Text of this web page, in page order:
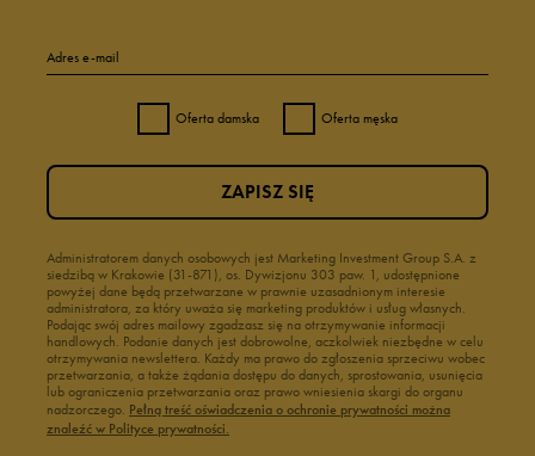
Adres e-mail
Oferta damska Oferta męska
Administratorem danych osobowych jest Marketing Investment Group S.A. z
siedzibą w Krakowie (31-871), os. Dywizjonu 303 paw. 1, udostępnione
powyżej dane będą przetwarzane w prawnie uzasadnionym interesie
administratora, za który uważa się marketing produktów i usług własnych.
Podając swój adres mailowy zgadzasz się na otrzymywanie informacji
handlowych. Podanie danych jest dobrowolne, aczkolwiek niezbędne w celu
otrzymywania newslettera. Każdy ma prawo do zgłoszenia sprzeciwu wobec
przetwarzania, a także żądania dostępu do danych, sprostowania, usunięcia
lub ograniczenia przetwarzania oraz prawo wniesienia skargi do organu
nadzorczego. Pełną treść oświadczenia o ochronie prywatności można
znaleźć w Polityce prywatności.
ZAPISZ SIĘ